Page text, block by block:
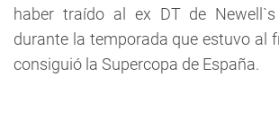
haber traído al ex DT de
durante la temporada que estuvo al
consiguió la Supercopa de España.